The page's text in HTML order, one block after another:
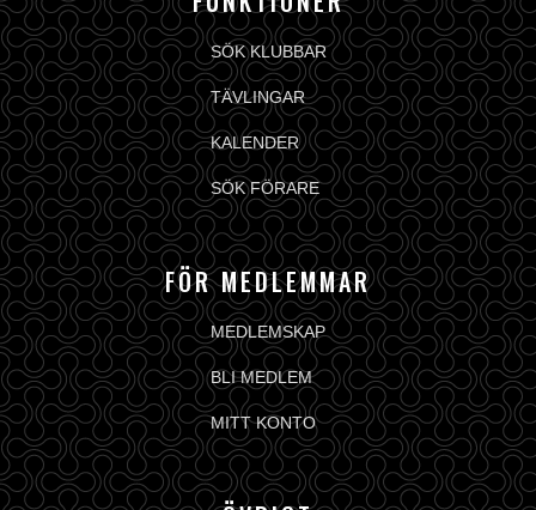
SÖK KLUBBAR
TÄVLINGAR
KALENDER
SÖK FÖRARE
FÖR MEDLEMMAR
MEDLEMSKAP
BLI MEDLEM
MITT KONTO